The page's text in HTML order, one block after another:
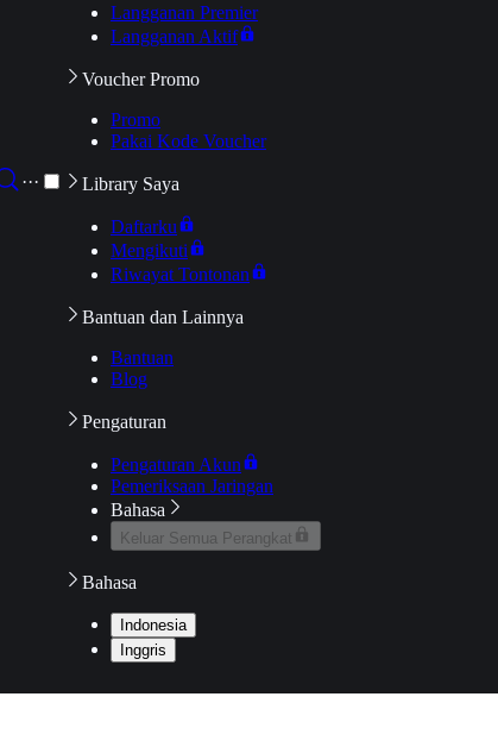
···
Langganan Premier
Langganan Aktif
Voucher Promo
Promo
Pakai Kode Voucher
Library Saya
Daftarku
Mengikuti
Riwayat Tontonan
Bantuan dan Lainnya
Bantuan
Blog
Pengaturan
Pengaturan Akun
Pemeriksaan Jaringan
Bahasa
Keluar Semua Perangkat
Bahasa
Indonesia
Inggris